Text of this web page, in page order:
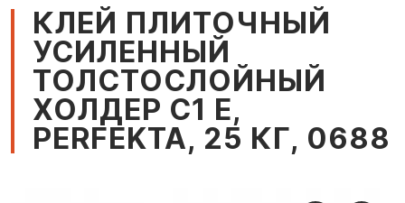
КЛЕЙ ПЛИТОЧНЫЙ
УСИЛЕННЫЙ
ТОЛСТОСЛОЙНЫЙ
ХОЛДЕР С1 Е,
PERFEKTA, 25 КГ, 0688